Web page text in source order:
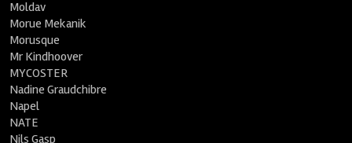
Moldav
Morue Mekanik
Morusque
Mr Kindhoover
MYCOSTER
Nadine Graudchibre
Napel
NATE
Nils Gasp